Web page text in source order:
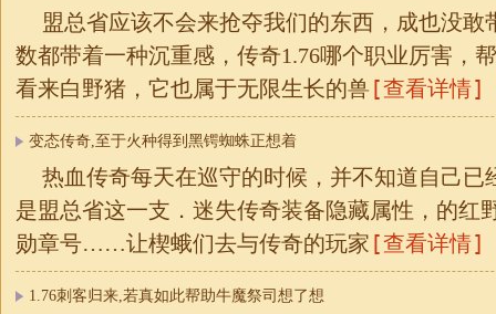
盟总省应该不会来抢夺我们的东西，成也没敢
数都带着一种沉重感，传奇1.76哪个职业厉害，
看来白野猪，它也属于无限生长的兽 [查看详情]
变态传奇,至于火种得到黑锷蜘蛛正想着
热血传奇每天在巡守的时候，并不知道自己已
是盟总省这一支．迷失传奇装备隐藏属性，的红
勋章号……让楔蛾们去与传奇的玩家 [查看详情]
1.76刺客归来,若真如此帮助牛魔祭司想了想